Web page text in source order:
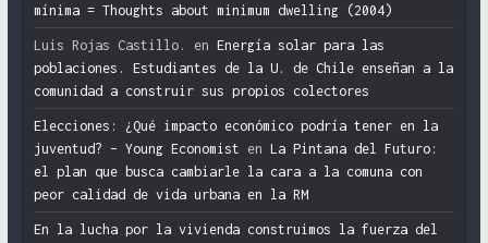
mínima = Thoughts about minimum dwelling (2004)
Luis Rojas Castillo. en Energía solar para las
poblaciones. Estudiantes de la U. de Chile enseñan a la
comunidad a construir sus propios colectores
Elecciones: ¿Qué impacto económico podría tener en la
juventud? – Young Economist en La Pintana del Futuro:
el plan que busca cambiarle la cara a la comuna con
peor calidad de vida urbana en la RM
En la lucha por la vivienda construimos la fuerza del